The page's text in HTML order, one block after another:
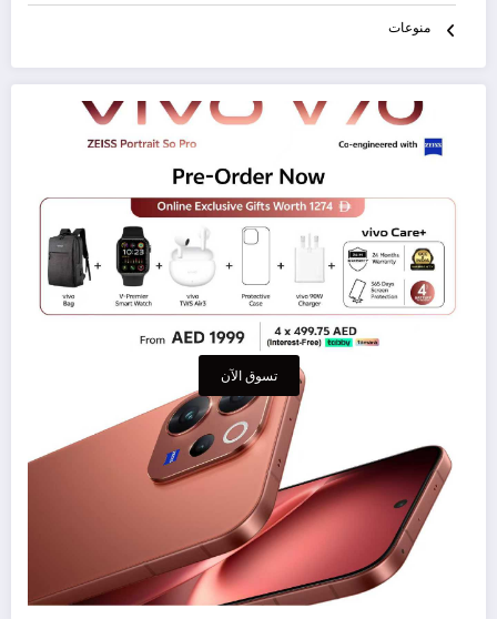
منوعات
تسوق الآن